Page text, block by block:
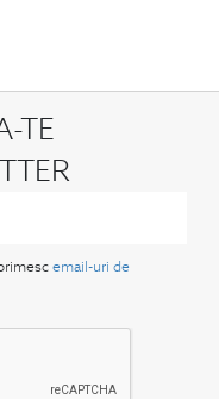
TE
email-uri de